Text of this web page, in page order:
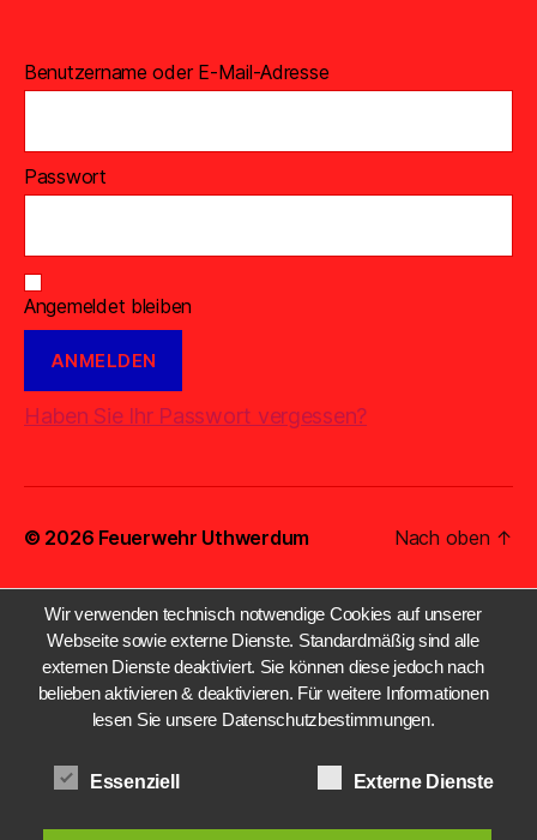
Benutzername oder E-Mail-Adresse
Passwort
Angemeldet bleiben
Haben Sie Ihr Passwort vergessen?
© 2026 Feuerwehr Uthwerdum Nach oben ↑
Wir verwenden technisch notwendige Cookies auf unserer
Webseite sowie externe Dienste. Standardmäßig sind alle
externen Dienste deaktiviert. Sie können diese jedoch nach
belieben aktivieren & deaktivieren. Für weitere Informationen
lesen Sie unsere Datenschutzbestimmungen.
Essenziell Externe Dienste